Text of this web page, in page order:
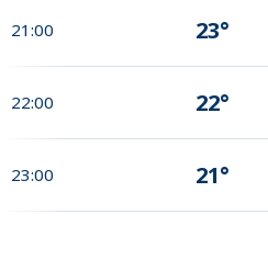
21:00 23°
22:00 22°
23:00 21°